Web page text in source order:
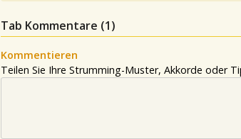
Tab Kommentare (1)
Kommentieren
Teilen Sie Ihre Strumming-Muster, Akkorde oder